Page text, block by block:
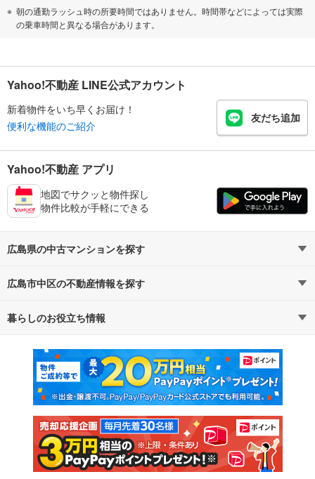
朝の通勤ラッシュ時の所要時間ではありません。時間帯などによっては実際
の乗車時間と異なる場合があります。
Yahoo!不動産 LINE公式アカウント
新着物件をいち早くお届け！
便利な機能のご紹介
友だち追加
Yahoo!不動産 アプリ
地図でサクッと物件探し
物件比較が手軽にできる
広島県の中古マンションを探す
路線・駅から探す
通勤・通学時間から探す
広島市中区の不動産情報を探す
不動産・住宅
新築マンション 中古マンション
新築一戸建て 中古一戸建て
注文住宅 土地
売却査定
暮らしのお役立ち情報
マンションカタログ 教えて！住まいの先生